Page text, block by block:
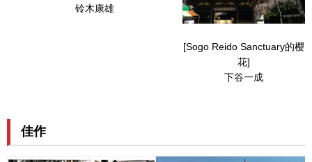
铃木康雄
[Sogo Reido Sanctuary的樱
花]
下谷一成
佳作